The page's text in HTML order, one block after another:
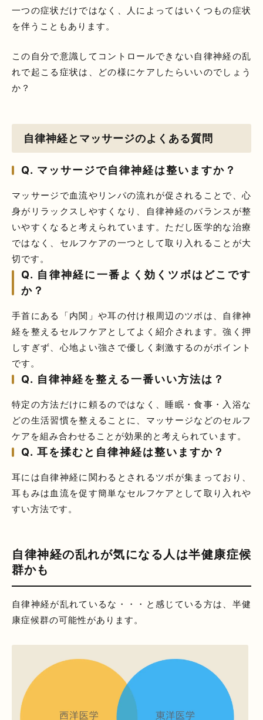
一つの症状だけではなく、人によってはいくつもの症状
を伴うこともあります。
この自分で意識してコントロールできない自律神経の乱
れで起こる症状は、どの様にケアしたらいいのでしょう
か？
自律神経とマッサージのよくある質問
Q. マッサージで自律神経は整いますか？
マッサージで血流やリンパの流れが促されることで、心
身がリラックスしやすくなり、自律神経のバランスが整
いやすくなると考えられています。ただし医学的な治療
ではなく、セルフケアの一つとして取り入れることが大
切です。
Q. 自律神経に一番よく効くツボはどこです
か？
手首にある「内関」や耳の付け根周辺のツボは、自律神
経を整えるセルフケアとしてよく紹介されます。強く押
しすぎず、心地よい強さで優しく刺激するのがポイント
です。
Q. 自律神経を整える一番いい方法は？
特定の方法だけに頼るのではなく、睡眠・食事・入浴な
どの生活習慣を整えることに、マッサージなどのセルフ
ケアを組み合わせることが効果的と考えられています。
Q. 耳を揉むと自律神経は整いますか？
耳には自律神経に関わるとされるツボが集まっており、
耳もみは血流を促す簡単なセルフケアとして取り入れや
すい方法です。
自律神経の乱れが気になる人は半健康症候
群かも
自律神経が乱れているな・・・と感じている方は、半健
康症候群の可能性があります。